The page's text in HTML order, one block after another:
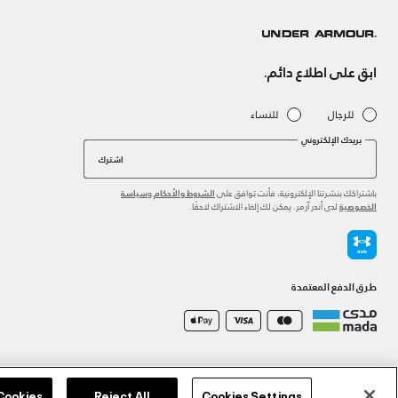
ابق على اطلاع دائم.
للرجال للنساء
بريدك الإلكتروني
اشترك
باشتراكك بنشرتنا الإلكترونية، فأنت توافق على الشروط والأحكام وسياسة
الخصوصية لدى أندر آرمر. يمكن لك إلغاء الاشتراك لاحقًا.
طرق الدفع المعتمدة
©2026 الحقوق محفوظة لشركة اثلوسيتي ش.ذ.م.م، سياسة الخصوصية/الشروط والأحكام/سياسة